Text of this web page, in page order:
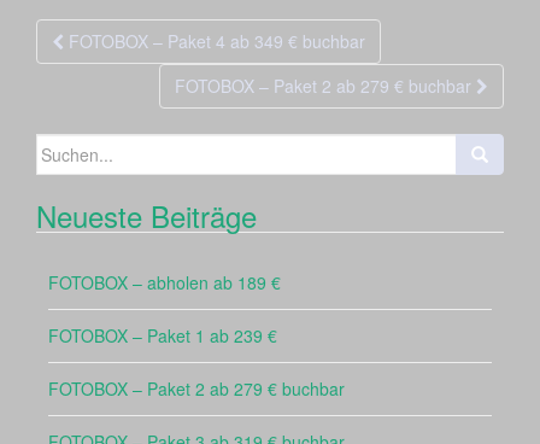
Beitragsnavigation
FOTOBOX – Paket 4 ab 349 € buchbar
FOTOBOX – Paket 2 ab 279 € buchbar
Suchen
nach:
Neueste Beiträge
FOTOBOX – abholen ab 189 €
FOTOBOX – Paket 1 ab 239 €
FOTOBOX – Paket 2 ab 279 € buchbar